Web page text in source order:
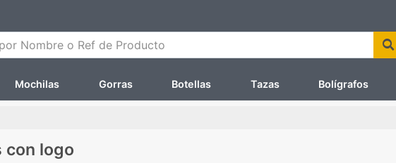
Nombre o Ref de Producto
Mochilas Gorras Botellas Tazas Bolígrafos
con logo